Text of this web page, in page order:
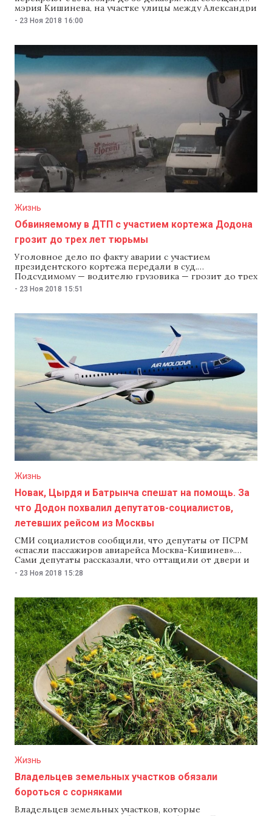
мэрия Кишинева, на участке улицы между Александри
и Влайку Пыркэлаб будут ремонтировать дорожное
№ 101 будет ходить по проспекту Штефана чел Маре,
улицам Щусева и Букурешть. Маршрутка № 103 также
будет объезжать закрытый
- 23 Ноя 2018 16:00
Жизнь
Обвиняемому в ДТП с участием кортежа Додона
грозит до трех лет тюрьмы
Уголовное дело по факту аварии с участием
президентского кортежа передали в суд.
Подсудимому — водителю грузовика — грозит до трех
лет тюрьмы. Об этом со ссылкой на замглавы
сообщает TV8. «Водитель подсудимый по делу.
Он признал свою вину», — заявил Бодян журналистам.
Водителя грузовика обвиняют по статье 264 (часть 1)
Уголовного кодекса «Нарушение
- 23 Ноя 2018 15:51
Жизнь
Новак, Цырдя и Батрынча спешат на помощь. За
что Додон похвалил депутатов-социалистов,
летевших рейсом из Москвы
СМИ социалистов сообщили, что депутаты от ПСРМ
«спасли пассажиров авиарейса Москва-Кишинев».
Сами депутаты рассказали, что оттащили от двери и
связали пассажира, который хотел выпрыгнуть из
президент Игорь Додон. Инцидент произошел в
ночь на 22 ноября на борту рейса
- 23 Ноя 2018 15:28
Жизнь
Владельцев земельных участков обязали
бороться с сорняками
Владельцев земельных участков, которые